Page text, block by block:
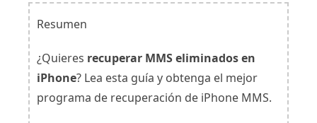
Resumen
¿Quieres recuperar MMS eliminados en
iPhone? Lea esta guía y obtenga el mejor
programa de recuperación de iPhone MMS.